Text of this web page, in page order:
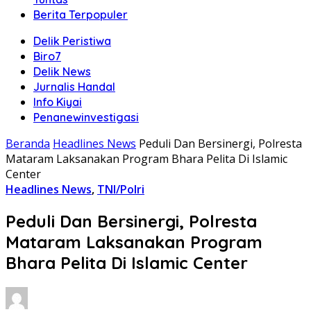
Berita Terpopuler
Delik Peristiwa
Biro7
Delik News
Jurnalis Handal
Info Kiyai
Penanewinvestigasi
Beranda Headlines News Peduli Dan Bersinergi, Polresta
Mataram Laksanakan Program Bhara Pelita Di Islamic
Center
Headlines News, TNI/Polri
Peduli Dan Bersinergi, Polresta
Mataram Laksanakan Program
Bhara Pelita Di Islamic Center